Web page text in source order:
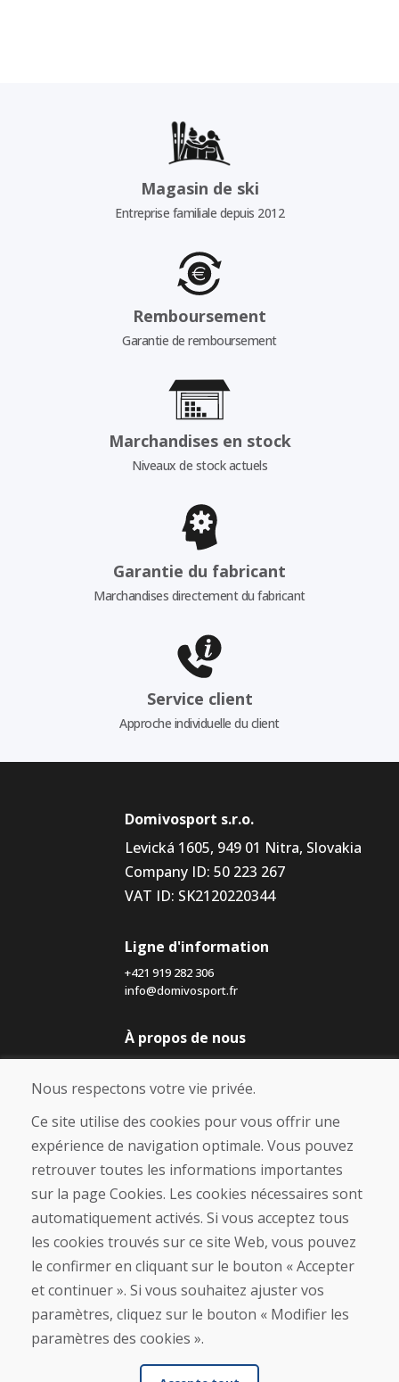
Magasin de ski
Entreprise familiale depuis 2012
Remboursement
Garantie de remboursement
Marchandises en stock
Niveaux de stock actuels
Garantie du fabricant
Marchandises directement du fabricant
Service client
Approche individuelle du client
Domivosport s.r.o.
Levická 1605, 949 01 Nitra, Slovakia
Company ID: 50 223 267
VAT ID: SK2120220344
Ligne d'information
+421 919 282 306
info@domivosport.fr
À propos de nous
Blog
À propos de nous
Boutique
Contact
Achat
Boutique en ligne
Expédition et paiement
Procédure de réclamation
Politique de retour et d’échange
Politique de confidentialité (RGPD)
Gestion des Cookies
Nous respectons votre vie privée.
Ce site utilise des cookies pour vous offrir une
expérience de navigation optimale. Vous pouvez
retrouver toutes les informations importantes
sur la page Cookies. Les cookies nécessaires sont
automatiquement activés. Si vous acceptez tous
les cookies trouvés sur ce site Web, vous pouvez
le confirmer en cliquant sur le bouton « Accepter
et continuer ». Si vous souhaitez ajuster vos
paramètres, cliquez sur le bouton « Modifier les
paramètres des cookies ».